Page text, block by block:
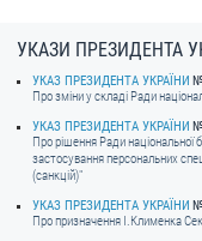
УКАЗИ ПРЕЗИДЕНТА
УКАЗ ПРЕЗИДЕНТА УКРАЇНИ
Про зміни у складі Ради
УКАЗ ПРЕЗИДЕНТА УКРАЇНИ
Про рішення Ради національної
застосування персональних
(санкцій)"
УКАЗ ПРЕЗИДЕНТА УКРАЇНИ
Про призначення I.Клименка